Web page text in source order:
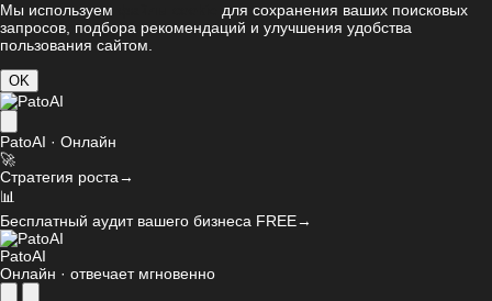
Мы используем
для сохранения ваших поисковых
запросов, подбора рекомендаций и улучшения удобства
пользования сайтом.
OK
PatoAI · Онлайн
🚀
Стратегия роста→
📊
Бесплатный аудит вашего бизнеса FREE→
PatoAI
Онлайн · отвечает мгновенно